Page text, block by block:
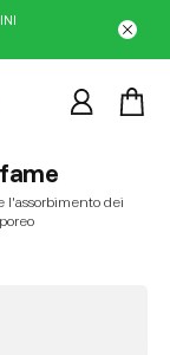
l'assorbimento dei